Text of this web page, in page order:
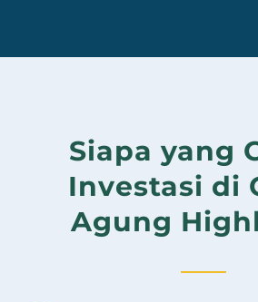
Siapa yang
Investasi di
Agung